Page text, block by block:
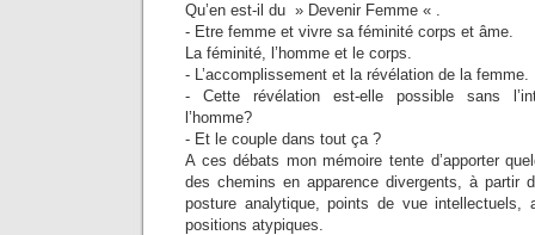
Qu’en est-il du » Devenir Femme « .
- Etre femme et vivre sa féminité corps et âme.
La féminité, l’homme et le corps.
- L’accomplissement et la révélation de la femme.
- Cette révélation est-elle possible sans
l’homme?
- Et le couple dans tout ça ?
A ces débats mon mémoire tente d’apporter
des chemins en apparence divergents, à partir
posture analytique, points de vue intellectuels,
positions atypiques.